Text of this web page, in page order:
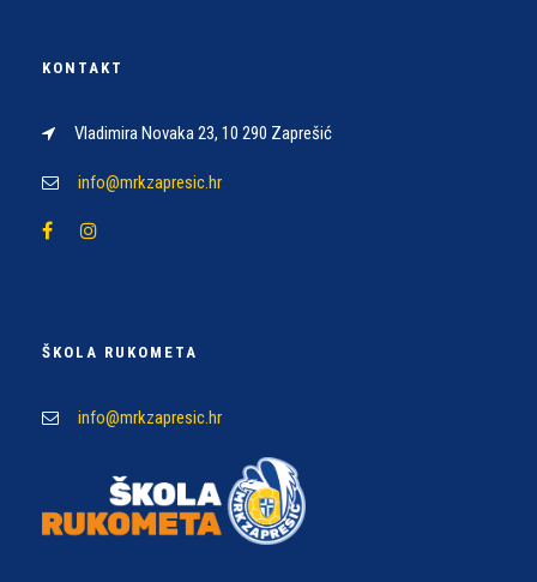
KONTAKT
Vladimira Novaka 23, 10 290 Zaprešić
info@mrkzapresic.hr
ŠKOLA RUKOMETA
info@mrkzapresic.hr